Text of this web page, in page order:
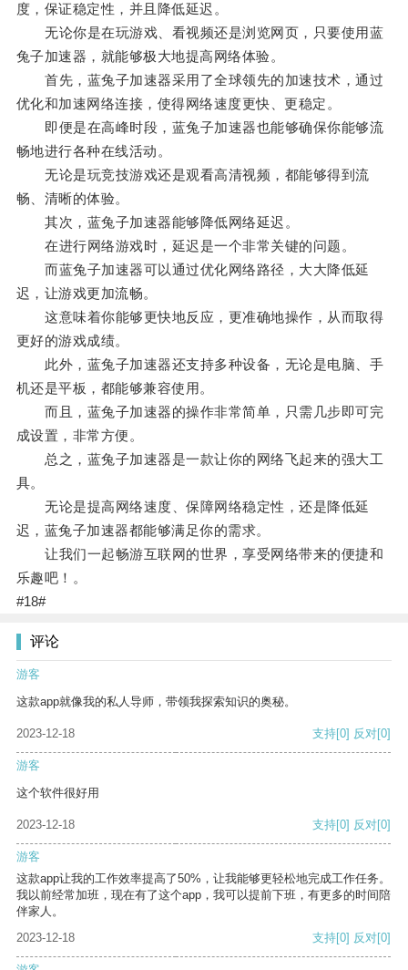
度，保证稳定性，并且降低延迟。
无论你是在玩游戏、看视频还是浏览网页，只要使用蓝
兔子加速器，就能够极大地提高网络体验。
首先，蓝兔子加速器采用了全球领先的加速技术，通过
优化和加速网络连接，使得网络速度更快、更稳定。
即便是在高峰时段，蓝兔子加速器也能够确保你能够流
畅地进行各种在线活动。
无论是玩竞技游戏还是观看高清视频，都能够得到流
畅、清晰的体验。
其次，蓝兔子加速器能够降低网络延迟。
在进行网络游戏时，延迟是一个非常关键的问题。
而蓝兔子加速器可以通过优化网络路径，大大降低延
迟，让游戏更加流畅。
这意味着你能够更快地反应，更准确地操作，从而取得
更好的游戏成绩。
此外，蓝兔子加速器还支持多种设备，无论是电脑、手
机还是平板，都能够兼容使用。
而且，蓝兔子加速器的操作非常简单，只需几步即可完
成设置，非常方便。
总之，蓝兔子加速器是一款让你的网络飞起来的强大工
具。
无论是提高网络速度、保障网络稳定性，还是降低延
迟，蓝兔子加速器都能够满足你的需求。
让我们一起畅游互联网的世界，享受网络带来的便捷和
乐趣吧！。
#18#
评论
游客
这款app就像我的私人导师，带领我探索知识的奥秘。
2023-12-18 支持[0] 反对[0]
游客
这个软件很好用
2023-12-18 支持[0] 反对[0]
游客
这款app让我的工作效率提高了50%，让我能够更轻松地完成工作任务。
我以前经常加班，现在有了这个app，我可以提前下班，有更多的时间陪
伴家人。
2023-12-18
支持[0] 反对[0]